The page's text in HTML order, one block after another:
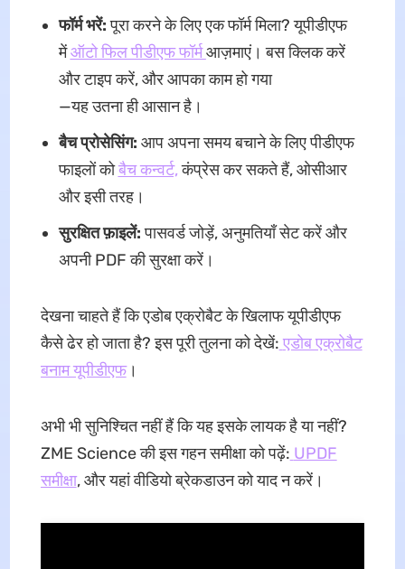
फॉर्म भरें:पूरा करने के लिए एक फॉर्म मिला? यूपीडीएफ
मेंऑटो फिल पीडीएफ फॉर्मआज़माएं। बस क्लिक करें
और टाइप करें, और आपका काम हो गया
—यह उतना ही आसान है।
बैच प्रोसेसिंग: आप अपना समय बचाने के लिए पीडीएफ
फाइलों कोबैच कन्वर्ट,कंप्रेस कर सकते हैं, ओसीआर
और इसी तरह।
सुरक्षित फ़ाइलें:पासवर्ड जोड़ें, अनुमतियाँ सेट करें और
अपनी PDF की सुरक्षा करें।
देखना चाहते हैं कि एडोब एक्रोबैट के खिलाफ यूपीडीएफ
कैसे ढेर हो जाता है? इस पूरी तुलना को देखें: एडोब एक्रोबैट
बनाम यूपीडीएफ।
अभी भी सुनिश्चित नहीं हैं कि यह इसके लायक है या नहीं?
ZME Science की इस गहन समीक्षा को पढ़ें: UPDF
समीक्षा, और यहां वीडियो ब्रेकडाउन को याद न करें।